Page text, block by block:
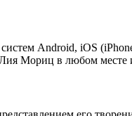
Android, iOS
Мориц в любом месте